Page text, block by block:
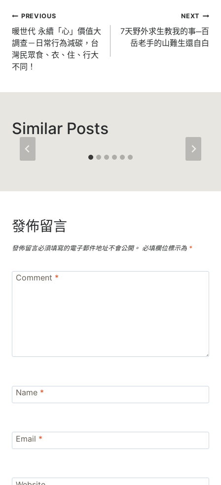
文
章
導
覽
PREVIOUS
暖世代 永續「心」價值大
調查－日常行為減碳，台
灣民眾食、衣、住、行大
不同！
NEXT
7天野外求生教我的事─百
岳老手的山難生還自白
Similar Posts
發佈留言
發佈留言必須填寫的電子郵件地址不會公開。 必填欄位標示為 *
Comment *
Name *
Email *